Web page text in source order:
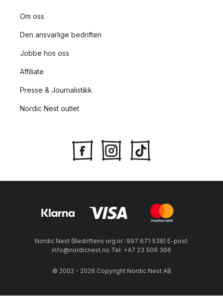
Om oss
Den ansvarlige bedriften
Jobbe hos oss
Affiliate
Presse & Journalistikk
Nordic Nest outlet
Nordic Nest (Bedriftens org.nr.: 997 671 538) E-post:
info@nordicnest.no Tel: +47 23 509 366
© 2002 - 2026 Copyright Nordic Nest AB